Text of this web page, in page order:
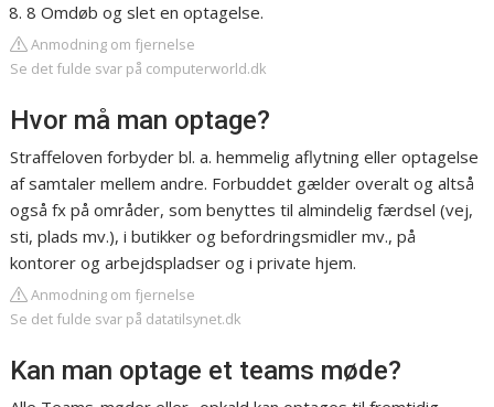
8 Omdøb og slet en optagelse.
Anmodning om fjernelse
Se det fulde svar på computerworld.dk
Hvor må man optage?
Straffeloven forbyder bl. a. hemmelig aflytning eller optagelse
af samtaler mellem andre. Forbuddet gælder overalt og altså
også fx på områder, som benyttes til almindelig færdsel (vej,
sti, plads mv.), i butikker og befordringsmidler mv., på
kontorer og arbejdspladser og i private hjem.
Anmodning om fjernelse
Se det fulde svar på datatilsynet.dk
Kan man optage et teams møde?